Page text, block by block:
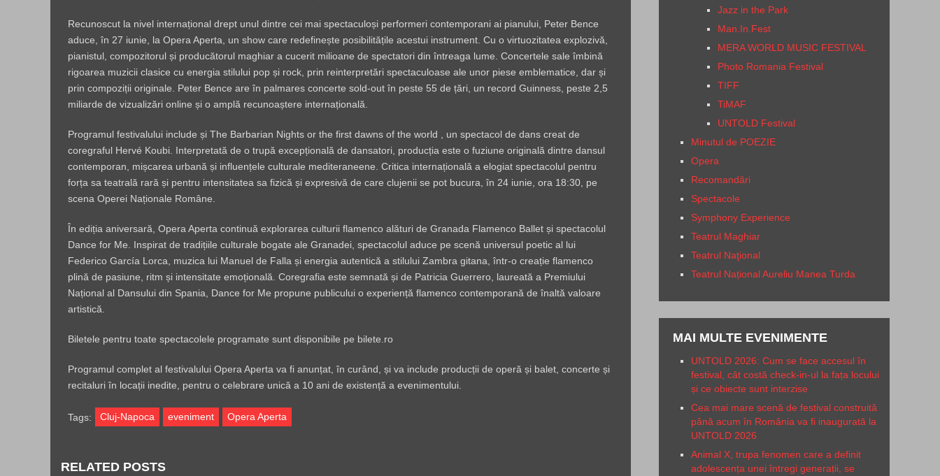
Recunoscut la nivel internațional drept unul dintre cei mai spectaculoși performeri contemporani ai pianului, Peter Bence
aduce, în 27 iunie, la Opera Aperta, un show care redefinește posibilitățile acestui instrument. Cu o virtuozitatea explozivă,
pianistul, compozitorul și producătorul maghiar a cucerit milioane de spectatori din întreaga lume. Concertele sale îmbină
rigoarea muzicii clasice cu energia stilului pop și rock, prin reinterpretări spectaculoase ale unor piese emblematice, dar și
prin compoziții originale. Peter Bence are în palmares concerte sold-out în peste 55 de țări, un record Guinness, peste 2,5
miliarde de vizualizări online și o amplă recunoaștere internațională.
Programul festivalului include și The Barbarian Nights or the first dawns of the world , un spectacol de dans creat de
coregraful Hervé Koubi. Interpretată de o trupă excepțională de dansatori, producția este o fuziune originală dintre dansul
contemporan, mișcarea urbană și influențele culturale mediteraneene. Critica internațională a elogiat spectacolul pentru
forța sa teatrală rară și pentru intensitatea sa fizică și expresivă de care clujenii se pot bucura, în 24 iunie, ora 18:30, pe
scena Operei Naționale Române.
În ediția aniversară, Opera Aperta continuă explorarea culturii flamenco alături de Granada Flamenco Ballet și spectacolul
Dance for Me. Inspirat de tradițiile culturale bogate ale Granadei, spectacolul aduce pe scenă universul poetic al lui
Federico García Lorca, muzica lui Manuel de Falla și energia autentică a stilului Zambra gitana, într-o creație flamenco
plină de pasiune, ritm și intensitate emoțională. Coregrafia este semnată și de Patricia Guerrero, laureată a Premiului
Național al Dansului din Spania, Dance for Me propune publicului o experiență flamenco contemporană de înaltă valoare
artistică.
Biletele pentru toate spectacolele programate sunt disponibile pe bilete.ro
Programul complet al festivalului Opera Aperta va fi anunțat, în curând, și va include producții de operă și balet, concerte și
recitaluri în locații inedite, pentru o celebrare unică a 10 ani de existență a evenimentului.
Tags: Cluj-Napoca eveniment Opera Aperta
RELATED POSTS
Jazz in the Park
Man.In.Fest
MERA WORLD MUSIC FESTIVAL
Photo Romania Festival
TIFF
TiMAF
UNTOLD Festival
Minutul de POEZIE
Opera
Recomandări
Spectacole
Symphony Experience
Teatrul Maghiar
Teatrul Naţional
Teatrul Național Aureliu Manea Turda
MAI MULTE EVENIMENTE
UNTOLD 2026: Cum se face accesul în
festival, cât costă check-in-ul la fața locului
și ce obiecte sunt interzise
Cea mai mare scenă de festival construită
până acum în România va fi inaugurată la
UNTOLD 2026
Animal X, trupa fenomen care a definit
adolescența unei întregi generații, se